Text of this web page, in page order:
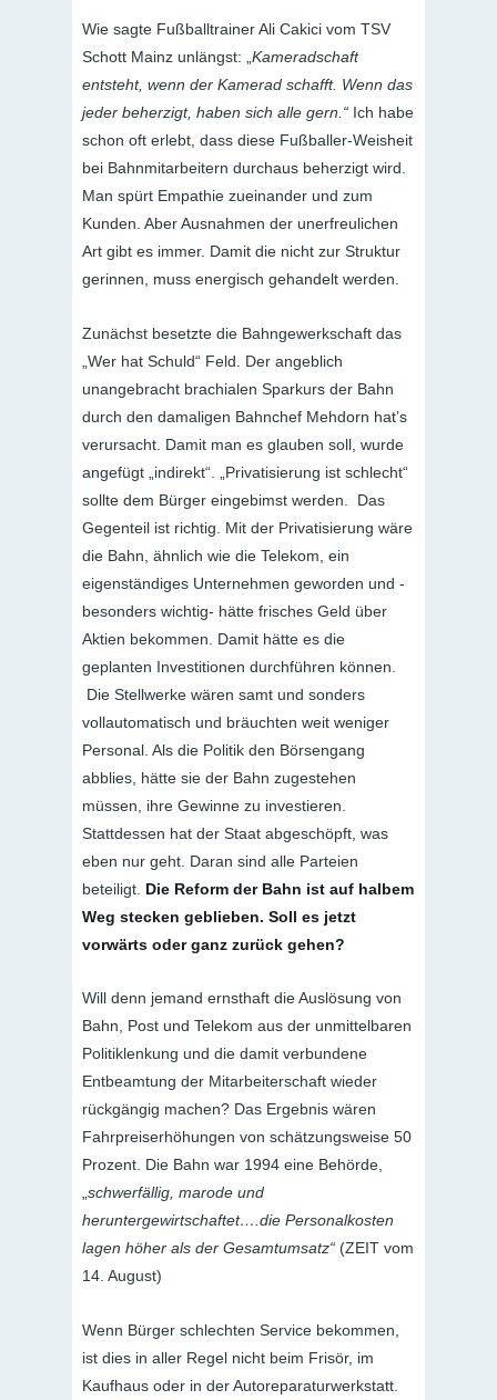
Wie sagte Fußballtrainer Ali Cakici vom TSV
Schott Mainz unlängst: „ Kameradschaft
entsteht, wenn der Kamerad schafft. Wenn das
jeder beherzigt, haben sich alle gern.“ Ich habe
schon oft erlebt, dass diese Fußballer-Weisheit
bei Bahnmitarbeitern durchaus beherzigt wird.
Man spürt Empathie zueinander und zum
Kunden. Aber Ausnahmen der unerfreulichen
Art gibt es immer. Damit die nicht zur Struktur
gerinnen, muss energisch gehandelt werden.
Zunächst besetzte die Bahngewerkschaft das
„Wer hat Schuld“ Feld. Der angeblich
unangebracht brachialen Sparkurs der Bahn
durch den damaligen Bahnchef Mehdorn hat’s
verursacht. Damit man es glauben soll, wurde
angefügt „indirekt“. „Privatisierung ist schlecht“
sollte dem Bürger eingebimst werden. Das
Gegenteil ist richtig. Mit der Privatisierung wäre
die Bahn, ähnlich wie die Telekom, ein
eigenständiges Unternehmen geworden und -
besonders wichtig- hätte frisches Geld über
Aktien bekommen. Damit hätte es die
geplanten Investitionen durchführen können.
Die Stellwerke wären samt und sonders
vollautomatisch und bräuchten weit weniger
Personal. Als die Politik den Börsengang
abblies, hätte sie der Bahn zugestehen
müssen, ihre Gewinne zu investieren.
Stattdessen hat der Staat abgeschöpft, was
eben nur geht. Daran sind alle Parteien
beteiligt. Die Reform der Bahn ist auf halbem
Weg stecken geblieben. Soll es jetzt
vorwärts oder ganz zurück gehen?
Will denn jemand ernsthaft die Auslösung von
Bahn, Post und Telekom aus der unmittelbaren
Politiklenkung und die damit verbundene
Entbeamtung der Mitarbeiterschaft wieder
rückgängig machen? Das Ergebnis wären
Fahrpreiserhöhungen von schätzungsweise 50
Prozent. Die Bahn war 1994 eine Behörde,
„schwerfällig, marode und
heruntergewirtschaftet….die Personalkosten
lagen höher als der Gesamtumsatz“ (ZEIT vom
14. August)
Wenn Bürger schlechten Service bekommen,
ist dies in aller Regel nicht beim Frisör, im
Kaufhaus oder in der Autoreparaturwerkstatt.